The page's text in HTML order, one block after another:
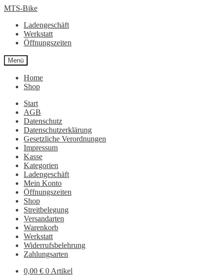
Zur
springen
Zum
springen
MTS-Bike
Ladengeschäft
Werkstatt
Öffnungszeiten
Menü
Home
Shop
Start
AGB
Datenschutz
Datenschutzerklärung
Gesetzliche Verordnungen
Impressum
Kasse
Kategorien
Ladengeschäft
Mein Konto
Öffnungszeiten
Shop
Streitbelegung
Versandarten
Warenkorb
Werkstatt
Widerrufsbelehrung
Zahlungsarten
0,00 € 0 Artikel